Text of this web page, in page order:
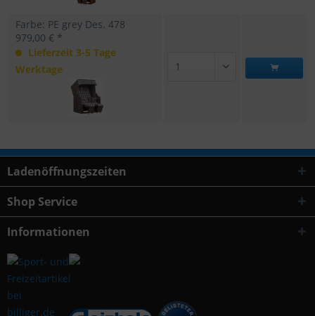
Farbe: PE grey Des. 478
979,00 € *
Lieferzeit 3-5 Tage
Werktage
Ladenöffnungszeiten
Shop Service
Informationen